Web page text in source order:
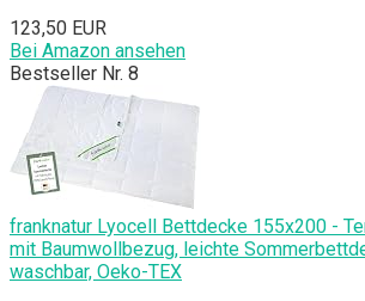
123,50 EUR
Bei Amazon ansehen
Bestseller Nr. 8
franknatur Lyocell Bettdecke 155x200 -
mit Baumwollbezug, leichte
waschbar, Oeko-TEX